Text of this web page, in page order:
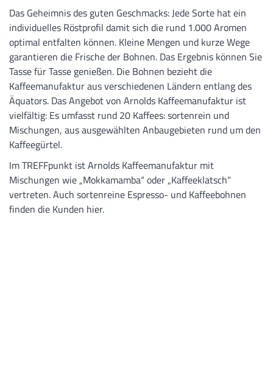
Das Geheimnis des guten Geschmacks: Jede Sorte hat ein
individuelles Röstprofil damit sich die rund 1.000 Aromen
optimal entfalten können. Kleine Mengen und kurze Wege
garantieren die Frische der Bohnen. Das Ergebnis können Sie
Tasse für Tasse genießen. Die Bohnen bezieht die
Kaffeemanufaktur aus verschiedenen Ländern entlang des
Äquators. Das Angebot von Arnolds Kaffeemanufaktur ist
vielfältig: Es umfasst rund 20 Kaffees: sortenrein und
Mischungen, aus ausgewählten Anbaugebieten rund um den
Kaffeegürtel.
Im TREFFpunkt ist Arnolds Kaffeemanufaktur mit
Mischungen wie „Mokkamamba“ oder „Kaffeeklatsch“
vertreten. Auch sortenreine Espresso- und Kaffeebohnen
finden die Kunden hier.